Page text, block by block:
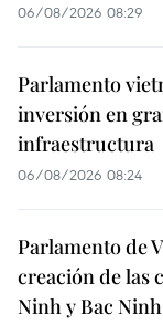
06/08/2026 08:29
Parlamento
inversión en
infraestructura
06/08/2026 08:24
Parlamento de
creación de las
Ninh y Bac Ninh